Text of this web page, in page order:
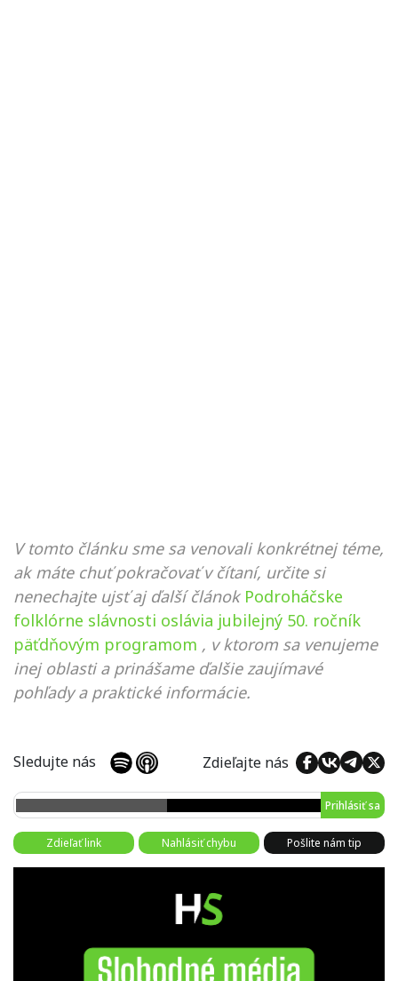
V tomto článku sme sa venovali konkrétnej téme,
ak máte chuť pokračovať v čítaní, určite si
nenechajte ujsť aj ďalší článok Podroháčske
folklórne slávnosti oslávia jubilejný 50. ročník
päťdňovým programom , v ktorom sa venujeme
inej oblasti a prinášame ďalšie zaujímavé
pohľady a praktické informácie.
Sledujte nás Zdieľajte nás
Prihlásiť sa
Zdieľať link Nahlásiť chybu Pošlite nám tip